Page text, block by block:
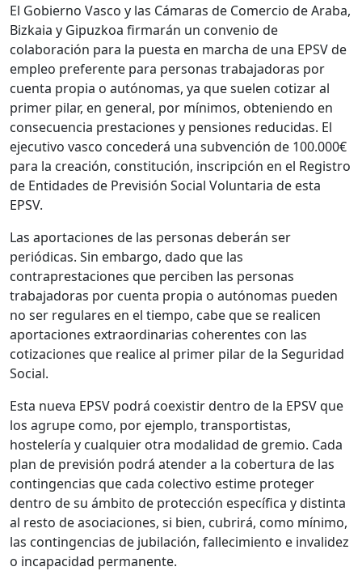
El Gobierno Vasco y las Cámaras de Comercio de Araba,
Bizkaia y Gipuzkoa firmarán un convenio de
colaboración para la puesta en marcha de una EPSV de
empleo preferente para personas trabajadoras por
cuenta propia o autónomas, ya que suelen cotizar al
primer pilar, en general, por mínimos, obteniendo en
consecuencia prestaciones y pensiones reducidas. El
ejecutivo vasco concederá una subvención de 100.000€
para la creación, constitución, inscripción en el Registro
de Entidades de Previsión Social Voluntaria de esta
EPSV.
Las aportaciones de las personas deberán ser
periódicas. Sin embargo, dado que las
contraprestaciones que perciben las personas
trabajadoras por cuenta propia o autónomas pueden
no ser regulares en el tiempo, cabe que se realicen
aportaciones extraordinarias coherentes con las
cotizaciones que realice al primer pilar de la Seguridad
Social.
Esta nueva EPSV podrá coexistir dentro de la EPSV que
los agrupe como, por ejemplo, transportistas,
hostelería y cualquier otra modalidad de gremio. Cada
plan de previsión podrá atender a la cobertura de las
contingencias que cada colectivo estime proteger
dentro de su ámbito de protección específica y distinta
al resto de asociaciones, si bien, cubrirá, como mínimo,
las contingencias de jubilación, fallecimiento e invalidez
o incapacidad permanente.